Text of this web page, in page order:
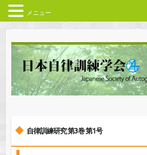
自律訓練研究 第3巻 第1号
メニュー